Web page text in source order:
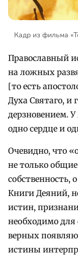
Кадр из фильма
Православный
на ложных
[то есть
Духа Святаго, и
дерзновением.
одно сердце и
Очевидно, что
не только
собственность,
Книги Деяний,
истин,
необходимо для
верных
истины